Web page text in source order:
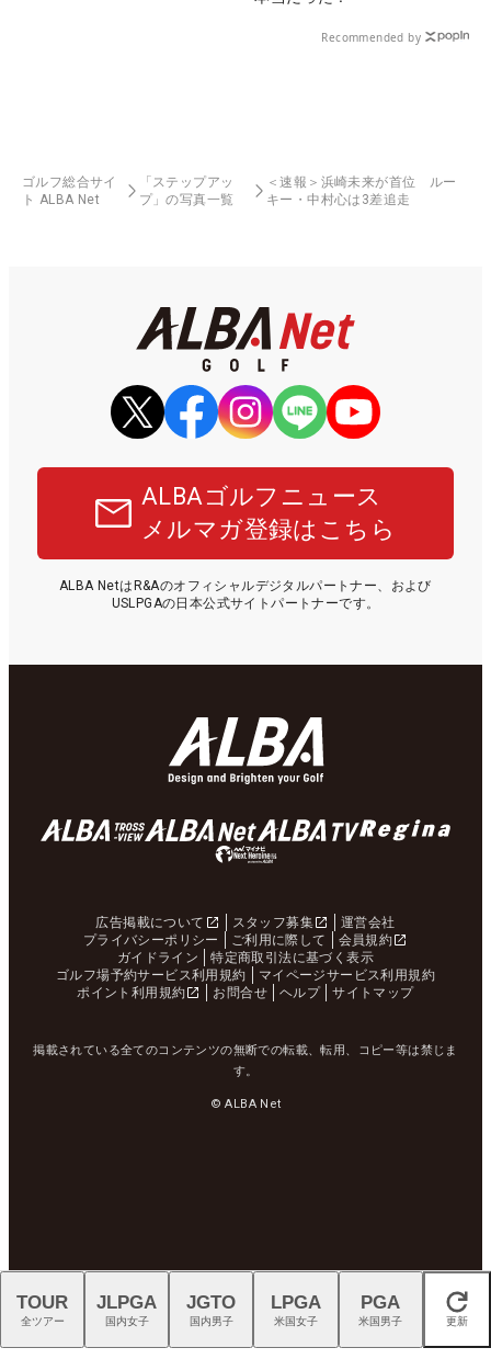
Recommended by
ゴルフ総合サイ
ト ALBA Net
「ステップアッ
プ」の写真一覧
＜速報＞浜崎未来が首位 ルー
キー・中村心は3差追走
ALBAゴルフニュース
メルマガ登録はこちら
ALBA NetはR&Aのオフィシャルデジタルパートナー、および
USLPGAの日本公式サイトパートナーです。
広告掲載について スタッフ募集
運営会社
プライバシーポリシー
ご利用に際して
会員規約
ガイドライン
特定商取引法に基づく表示
ゴルフ場予約サービス利用規約
マイページサービス利用規約
ポイント利用規約
お問合せ ヘルプ サイトマップ
掲載されている全てのコンテンツの無断での転載、転用、コピー等は禁じま
す。
© ALBA Net
閉じる
TOUR
全ツアー
JLPGA
国内女子
JGTO
国内男子
LPGA
米国女子
PGA
米国男子 更新